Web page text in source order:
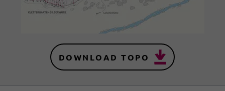
DOWNLOAD TOPO